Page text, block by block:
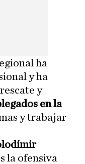
ha
y ha
y
en la
y trabajar
la ofensiva